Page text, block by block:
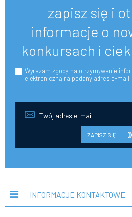
zapisz się i
informacje o
konkursach i
Wyrażam zgodę na otrzymywanie
elektroniczną na podany adres e-mail
ZAPISZ SIĘ
INFORMACJE KONTAKTOWE